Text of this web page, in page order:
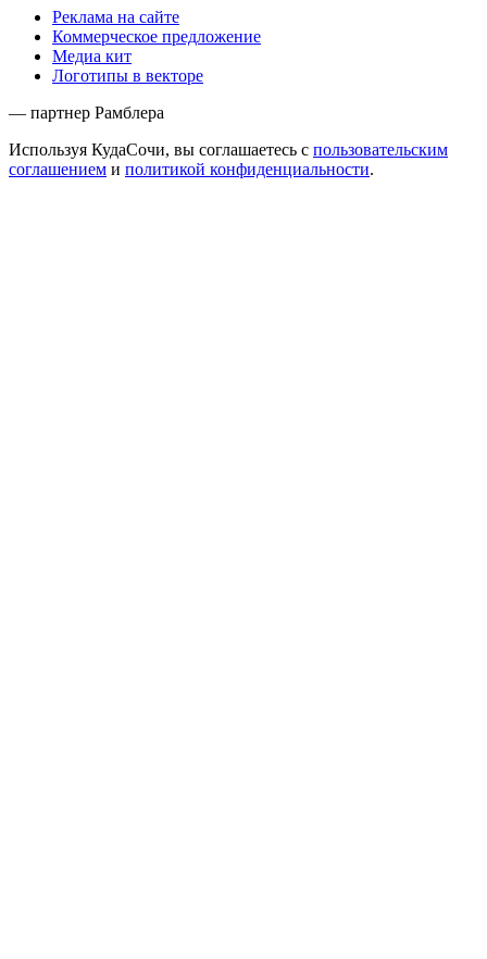
Реклама на сайте
Коммерческое предложение
Медиа кит
Логотипы в векторе
— партнер Рамблера
Используя КудаСочи, вы соглашаетесь с пользовательским
соглашением и политикой конфиденциальности.